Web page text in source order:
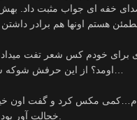
صدای خفه ای جواب مثبت داد.
هستم اونها هم برادر
برای خودم کس شعر تفت
مکس کرد و گفت اون